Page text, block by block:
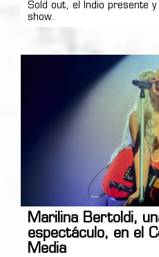
Sold out, el Indio presente
show.
Marilina Bertoldi,
espectáculo, en el
Media